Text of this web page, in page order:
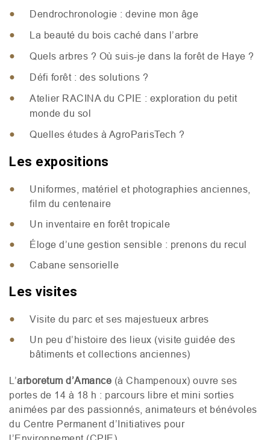
Dendrochronologie : devine mon âge
La beauté du bois caché dans l’arbre
Quels arbres ? Où suis-je dans la forêt de Haye ?
Défi forêt : des solutions ?
Atelier RACINA du CPIE : exploration du petit
monde du sol
Quelles études à AgroParisTech ?
Les expositions
Uniformes, matériel et photographies anciennes,
film du centenaire
Un inventaire en forêt tropicale
Éloge d’une gestion sensible : prenons du recul
Cabane sensorielle
Les visites
Visite du parc et ses majestueux arbres
Un peu d’histoire des lieux (visite guidée des
bâtiments et collections anciennes)
L’arboretum d’Amance (à Champenoux) ouvre ses
portes de 14 à 18 h : parcours libre et mini sorties
animées par des passionnés, animateurs et bénévoles
du Centre Permanent d’Initiatives pour